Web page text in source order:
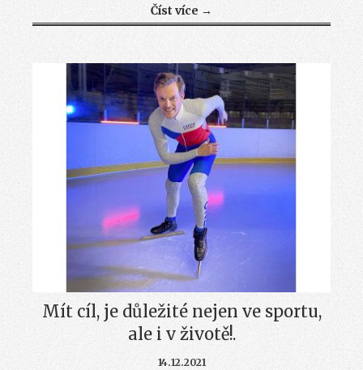
Číst více →
Mít cíl, je důležité nejen ve sportu,
ale i v životě!.
14.12.2021